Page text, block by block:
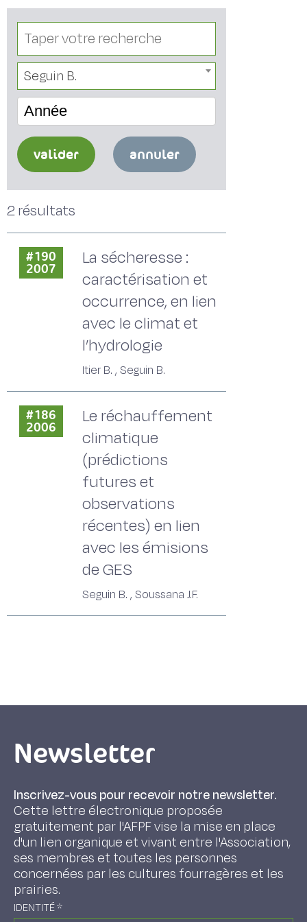
Seguin B.
Année
valider annuler
2 résultats
#190
2007
La sécheresse :
caractérisation et
occurrence, en lien
avec le climat et
l’hydrologie
Itier B. , Seguin B.
#186
2006
Le réchauffement
climatique
(prédictions
futures et
observations
récentes) en lien
avec les émisions
de GES
Seguin B. , Soussana J.F.
Newsletter
Inscrivez-vous pour recevoir notre newsletter.
Cette lettre électronique proposée
gratuitement par l'AFPF vise la mise en place
d'un lien organique et vivant entre l'Association,
ses membres et toutes les personnes
concernées par les cultures fourragères et les
prairies.
IDENTITÉ*